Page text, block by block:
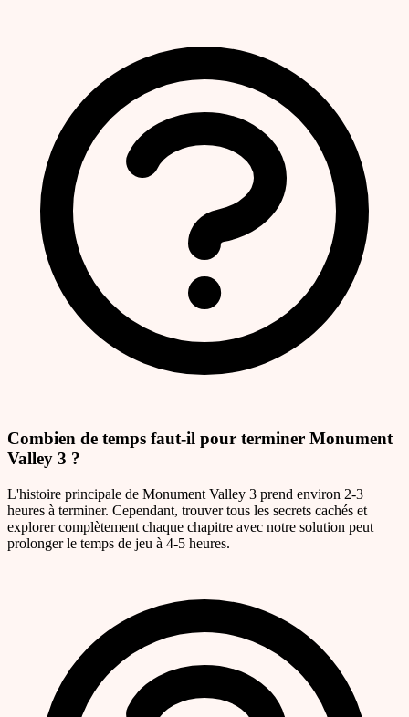
Combien de temps faut-il pour terminer Monument
Valley 3 ?
L'histoire principale de Monument Valley 3 prend environ 2-3
heures à terminer. Cependant, trouver tous les secrets cachés et
explorer complètement chaque chapitre avec notre solution peut
prolonger le temps de jeu à 4-5 heures.